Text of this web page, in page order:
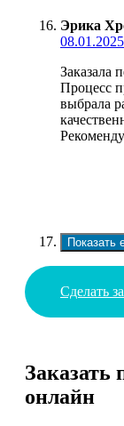
Эрика
08.01.2025
Заказала
Процесс
выбрала
Показать
Сделать
Заказать
онлайн